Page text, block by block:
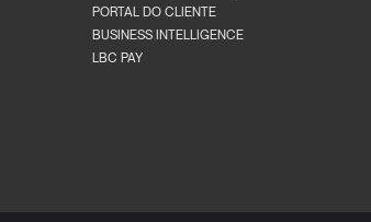
PORTAL DO CLIENTE
BUSINESS INTELLIGENCE
LBC PAY